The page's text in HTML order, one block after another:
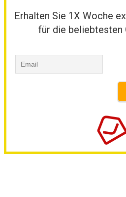
Erhalten Sie 1X Woche
für die beliebtesten